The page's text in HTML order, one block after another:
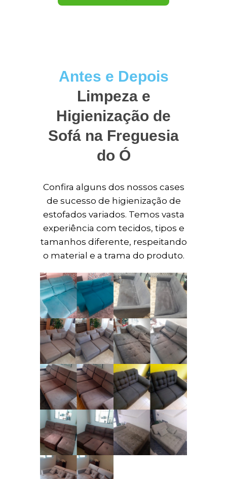
Antes e Depois
Limpeza e
Higienização de
Sofá na Freguesia
do Ó
Confira alguns dos nossos cases
de sucesso de higienização de
estofados variados. Temos vasta
experiência com tecidos, tipos e
tamanhos diferente, respeitando
o material e a trama do produto.